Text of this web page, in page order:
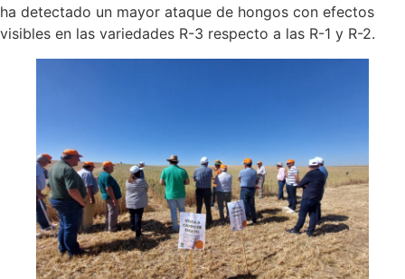
ha detectado un mayor ataque de hongos con efectos
visibles en las variedades R-3 respecto a las R-1 y R-2.